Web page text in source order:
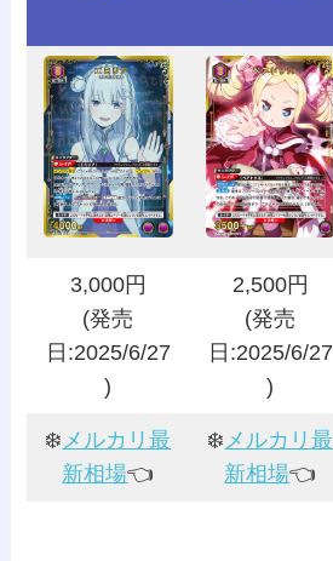
3,000円
(発売
日:2025/6/27
)
2,500円
(発売
日:2025/6/27
)
❄️メルカリ最
新相場👈️
❄️メルカリ最
新相場👈️